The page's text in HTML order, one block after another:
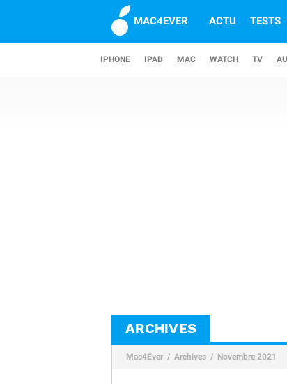
MAC4EVER ACTU TESTS
IPHONE IPAD MAC WATCH TV
ARCHIVES
Mac4Ever Archives Novembre 2021